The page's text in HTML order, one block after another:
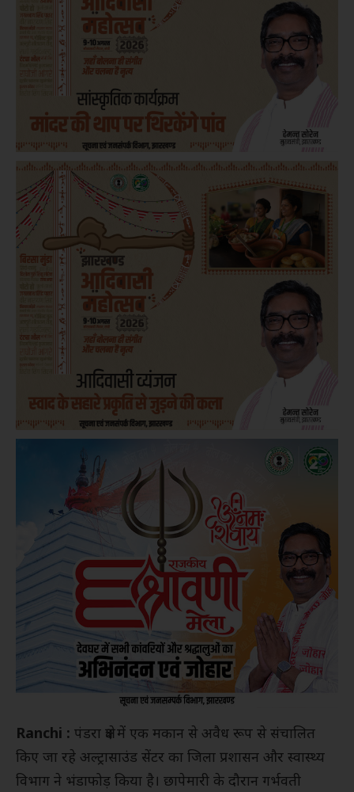
Ranchi : पंडरा क्षेत्र में एक मकान से अवैध रूप से संचालित
किए जा रहे अल्ट्रासाउंड सेंटर का जिला प्रशासन और स्वास्थ्य
विभाग ने भंडाफोड़ किया है। छापेमारी के दौरान गर्भवती